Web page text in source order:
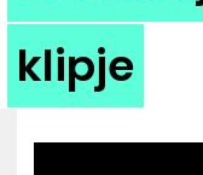
klipje